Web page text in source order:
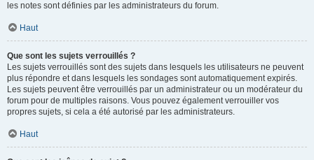
les notes sont définies par les administrateurs du forum.
Haut
Que sont les sujets verrouillés ?
Les sujets verrouillés sont des sujets dans lesquels les utilisateurs ne peuvent
plus répondre et dans lesquels les sondages sont automatiquement expirés.
Les sujets peuvent être verrouillés par un administrateur ou un modérateur du
forum pour de multiples raisons. Vous pouvez également verrouiller vos
propres sujets, si cela a été autorisé par les administrateurs.
Haut